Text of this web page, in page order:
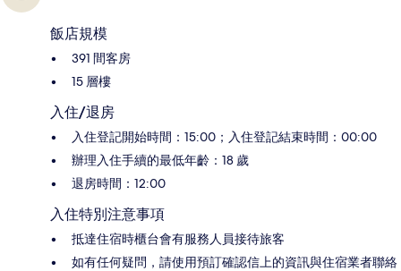
飯店規模
391 間客房
15 層樓
入住/退房
入住登記開始時間：15:00；入住登記結束時間：00:00
辦理入住手續的最低年齡：18 歲
退房時間：12:00
入住特別注意事項
抵達住宿時櫃台會有服務人員接待旅客
如有任何疑問，請使用預訂確認信上的資訊與住宿業者聯絡